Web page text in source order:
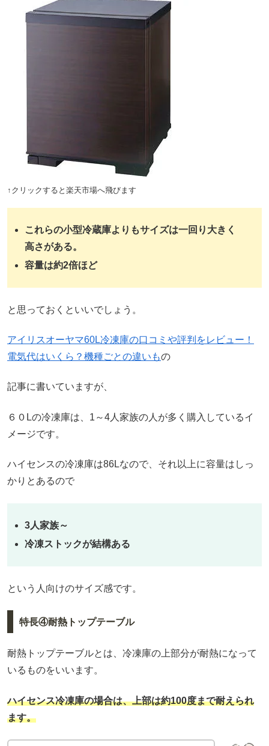
↑クリックすると楽天市場へ飛びます
これらの小型冷蔵庫よりもサイズは一回り大きく
高さがある。
容量は約2倍ほど
と思っておくといいでしょう。
アイリスオーヤマ60L冷凍庫の口コミや評判をレビュー！
電気代はいくら？機種ごとの違いもの
記事に書いていますが、
６０Lの冷凍庫は、1～4人家族の人が多く購入しているイ
メージです。
ハイセンスの冷凍庫は86Lなので、それ以上に容量はしっ
かりとあるので
3人家族～
冷凍ストックが結構ある
という人向けのサイズ感です。
特長④耐熱トップテーブル
耐熱トップテーブルとは、冷凍庫の上部分が耐熱になって
いるものをいいます。
ハイセンス冷凍庫の場合は、上部は約100度まで耐えられ
ます。